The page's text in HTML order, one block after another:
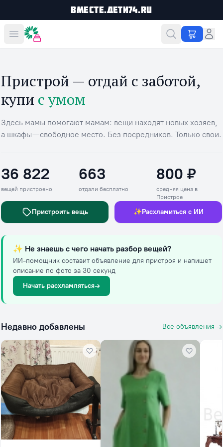
Вместе.Дети74.ru
Вместе дешевле
Пристрой — отдай с заботой,
купи с умом
Здесь мамы помогают мамам: вещи находят новых хозяев,
а шкафы — свободное место. Без посредников. Только свои.
Вещей пристроено
36 822
вещей пристроено
Отдали бесплатно
663
отдали бесплатно
Средняя цена в
800 ₽
средняя цена в
Пристрое
Пристроить вещь ✨Расхламиться с ИИ
✨ Не знаешь с чего начать разбор вещей?
ИИ-помощник составит объявление для пристроя и напишет
описание по фото за 30 секунд
Начать расхламляться→
Недавно добавлены Все объявления →